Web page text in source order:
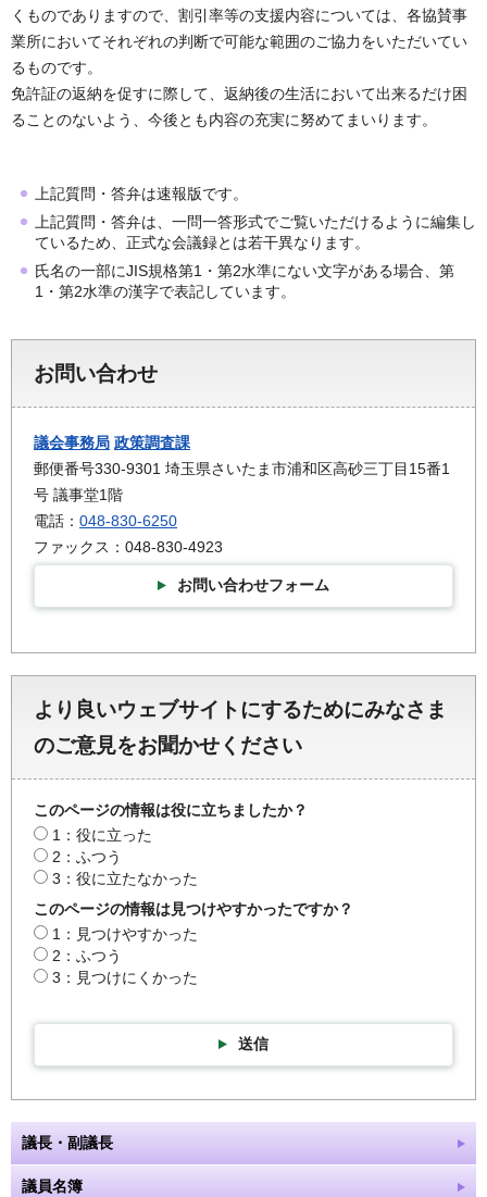
くものでありますので、割引率等の支援内容については、各協賛事
業所においてそれぞれの判断で可能な範囲のご協力をいただいてい
るものです。
免許証の返納を促すに際して、返納後の生活において出来るだけ困
ることのないよう、今後とも内容の充実に努めてまいります。
上記質問・答弁は速報版です。
上記質問・答弁は、一問一答形式でご覧いただけるように編集し
ているため、正式な会議録とは若干異なります。
氏名の一部にJIS規格第1・第2水準にない文字がある場合、第
1・第2水準の漢字で表記しています。
お問い合わせ
議会事務局 政策調査課
郵便番号330-9301 埼玉県さいたま市浦和区高砂三丁目15番1
号 議事堂1階
電話： 048-830-6250
ファックス：048-830-4923
お問い合わせフォーム
より良いウェブサイトにするためにみなさま
のご意見をお聞かせください
このページの情報は役に立ちましたか？
1：役に立った
2：ふつう
3：役に立たなかった
このページの情報は見つけやすかったですか？
1：見つけやすかった
2：ふつう
3：見つけにくかった
送信
議長・副議長
議員名簿